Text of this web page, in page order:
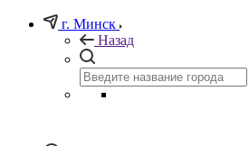
г. Минск
Назад